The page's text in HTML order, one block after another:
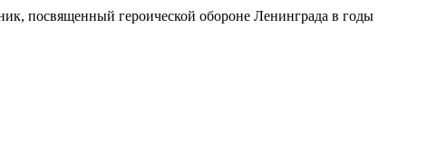
посвященный героической обороне Ленинграда в годы